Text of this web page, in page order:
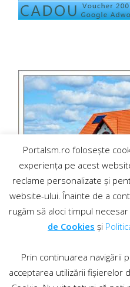
Portalsm.ro folosește
experiența pe acest
reclame personalizate și
website-ului. Înainte de a
rugăm să aloci timpul
de Cookies și
Prin continuarea navigării
acceptarea utilizării fișierelor